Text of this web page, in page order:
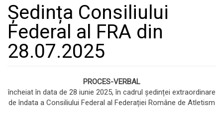
Ședința Consiliului
Federal al FRA din
28.07.2025
PROCES-VERBAL
încheiat în data de 28 iunie 2025, în cadrul ședinței extraordinare
de îndata a Consiliului Federal al Federației Române de Atletism